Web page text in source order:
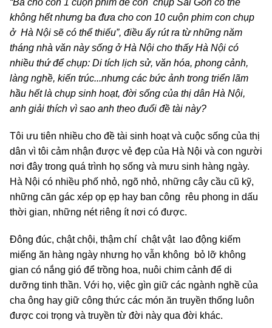
không hết nhưng ba đưa cho con 10 cuộn phim con chụp
ở Hà Nội sẽ có thể thiếu”, điều ấy rút ra từ những năm
tháng nhà văn này sống ở Hà Nội cho thấy Hà Nội có
nhiều thứ để chụp: Di tích lịch sử, văn hóa, phong cảnh,
làng nghề, kiến trúc...nhưng các bức ảnh trong triển lãm
hầu hết là chụp sinh hoạt, đời sống của thị dân Hà Nội,
anh giải thích vì sao anh theo đuổi đề tài này?
Tôi ưu tiên nhiều cho đề tài sinh hoạt và cuộc sống của thị
dân vì tôi cảm nhận được vẻ đẹp của Hà Nội và con người
nơi đây trong quá trình họ sống và mưu sinh hàng ngày.
Hà Nội có nhiều phố nhỏ, ngõ nhỏ, những cây cầu cũ kỹ,
những căn gác xép ọp ẹp hay ban công rêu phong in dấu
thời gian, những nét riêng ít nơi có được.
Đông đúc, chật chội, thậm chí chật vật lao động kiếm
miếng ăn hàng ngày nhưng họ vẫn không bỏ lỡ không
gian có nắng gió để trồng hoa, nuôi chim cảnh để di
dưỡng tinh thần. Với họ, việc gìn giữ các ngành nghề của
cha ông hay giữ công thức các món ăn truyền thống luôn
được coi trọng và truyền từ đời này qua đời khác.